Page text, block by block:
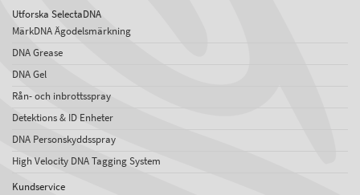
Utforska SelectaDNA
MärkDNA Ägodelsmärkning
DNA Grease
DNA Gel
Rån- och inbrottsspray
Detektions & ID Enheter
DNA Personskyddsspray
High Velocity DNA Tagging System
Kundservice